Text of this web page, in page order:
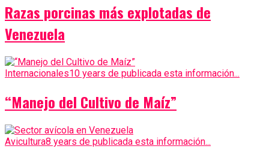
Razas porcinas más explotadas de
Venezuela
Internacionales10 years de publicada esta información...
“Manejo del Cultivo de Maíz”
Avicultura8 years de publicada esta información...